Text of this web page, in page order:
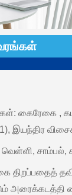
கைரேகை ,
இயந்திர
சாம்பல்,
திறப்பதைத்
அரைக்கடத்தி